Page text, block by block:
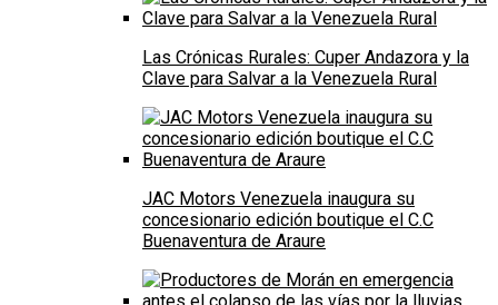
Las Crónicas Rurales: Cuper Andazora y la
Clave para Salvar a la Venezuela Rural
JAC Motors Venezuela inaugura su
concesionario edición boutique el C.C
Buenaventura de Araure